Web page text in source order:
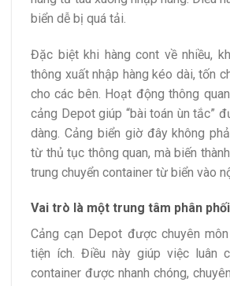
biển dễ bị quá tải.
Đặc biệt khi hàng cont về nhiều,
thông xuất nhập hàng kéo dài, tốn
cho các bên. Hoạt động thông
cảng Depot giúp “bài toán ùn tắc”
dàng. Cảng biển giờ đây không
từ thủ tục thông quan, mà biến
trung chuyển container từ biển vào
Vai trò là một trung tâm phân
Cảng cạn Depot được chuyên
tiện ích. Điều này giúp việc luân
container được nhanh chóng,